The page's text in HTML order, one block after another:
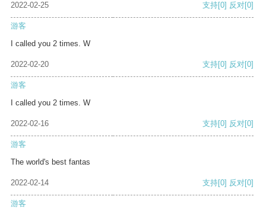
2022-02-25 支持[0] 反对[0]
游客
I called you 2 times. W
2022-02-20 支持[0] 反对[0]
游客
I called you 2 times. W
2022-02-16 支持[0] 反对[0]
游客
The world's best fantas
2022-02-14 支持[0] 反对[0]
游客